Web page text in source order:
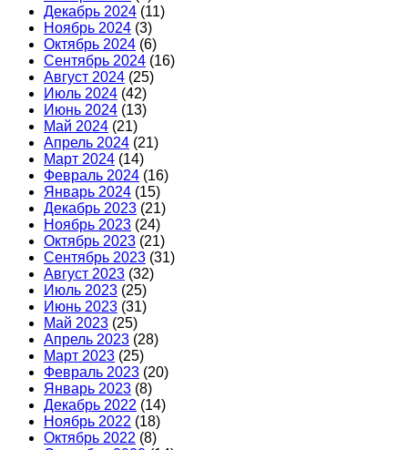
Декабрь 2024 (11)
Ноябрь 2024 (3)
Октябрь 2024 (6)
Сентябрь 2024 (16)
Август 2024 (25)
Июль 2024 (42)
Июнь 2024 (13)
Май 2024 (21)
Апрель 2024 (21)
Март 2024 (14)
Февраль 2024 (16)
Январь 2024 (15)
Декабрь 2023 (21)
Ноябрь 2023 (24)
Октябрь 2023 (21)
Сентябрь 2023 (31)
Август 2023 (32)
Июль 2023 (25)
Июнь 2023 (31)
Май 2023 (25)
Апрель 2023 (28)
Март 2023 (25)
Февраль 2023 (20)
Январь 2023 (8)
Декабрь 2022 (14)
Ноябрь 2022 (18)
Октябрь 2022 (8)